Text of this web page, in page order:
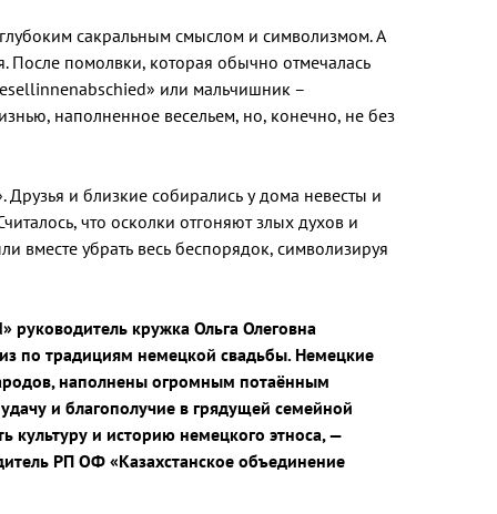
сакральным смыслом и символизмом. А
После помолвки, которая обычно отмечалась
или мальчишник –
наполненное весельем, но, конечно, не без
и близкие собирались у дома невесты и
что осколки отгоняют злых духов и
убрать весь беспорядок, символизируя
руководитель кружка Ольга Олеговна
по традициям немецкой свадьбы. Немецкие
наполнены огромным потаённым
и благополучие в грядущей семейной
культуру и историю немецкого этноса, —
РП ОФ «Казахстанское объединение